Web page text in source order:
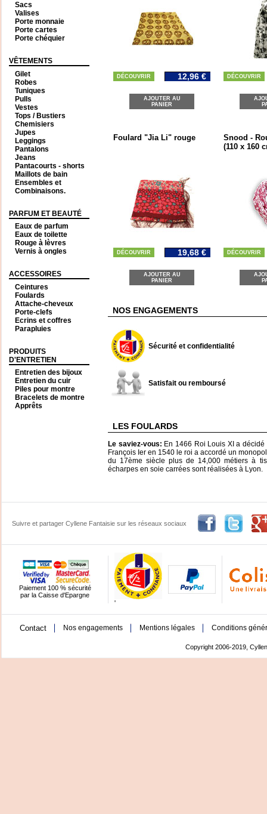
Sacs
Valises
Porte monnaie
Porte cartes
Porte chéquier
VÊTEMENTS
Gilet
Robes
Tuniques
Pulls
Vestes
Tops / Bustiers
Chemisiers
Jupes
Leggings
Pantalons
Jeans
Pantacourts - shorts
Maillots de bain
Ensembles et
Combinaisons.
PARFUM ET BEAUTÉ
Eaux de parfum
Eaux de toilette
Rouge à lèvres
Vernis à ongles
ACCESSOIRES
Ceintures
Foulards
Attache-cheveux
Porte-clefs
Ecrins et coffres
Parapluies
PRODUITS
D'ENTRETIEN
Entretien des bijoux
Entretien du cuir
Piles pour montre
Bracelets de montre
Apprêts
DÉCOUVRIR 12,96 €
AJOUTER AU
PANIER
DÉCOUVRIR
Foulard "Jia Li" rouge
DÉCOUVRIR 19,68 €
AJOUTER AU
PANIER
Snood -
(110 x 160
DÉCOUVRIR
NOS ENGAGEMENTS
Sécurité et confidentialité
Satisfait ou remboursé
LES FOULARDS
Le saviez-vous: En 1466 Roi Louis XI a
François Ier en 1540 le roi a accordé un
du 17ème siècle plus de 14,000 métiers à
écharpes en soie carrées sont réalisées à Lyon.
Suivre et partager Cyllene Fantaisie sur les réseaux sociaux
Paiement 100 % sécurité
par la Caisse d'Epargne
'
Contact Nos engagements Mentions légales Conditions
Copyright 2006-2019,